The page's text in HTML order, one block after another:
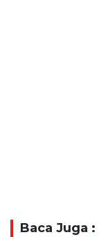
Baca Juga :